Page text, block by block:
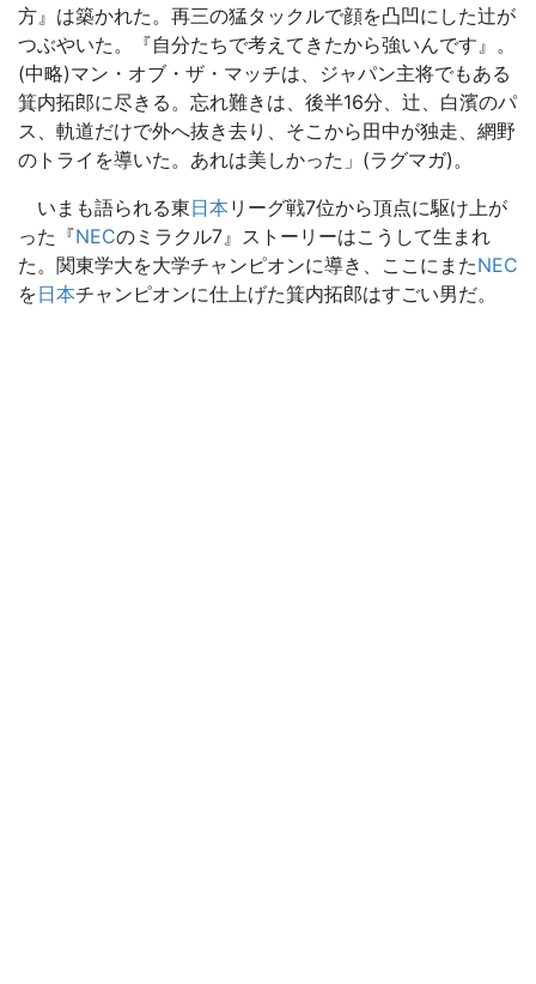
方』は築かれた。再三の猛タックルで顔を凸凹にした辻が
つぶやいた。『自分たちで考えてきたから強いんです』。
(中略)マン・オブ・ザ・マッチは、ジャパン主将でもある
箕内拓郎に尽きる。忘れ難きは、後半16分、辻、白濱のパ
ス、軌道だけで外へ抜き去り、そこから田中が独走、網野
のトライを導いた。あれは美しかった」(ラグマガ)。
いまも語られる東日本 リーグ戦7位から頂点に駆け上が
った『NECのミラクル7』ストーリーはこうして生まれ
た。関東学大を大学チャンピオンに導き、ここにまたNEC
を日本チャンピオンに仕上げた箕内拓郎はすごい男だ。